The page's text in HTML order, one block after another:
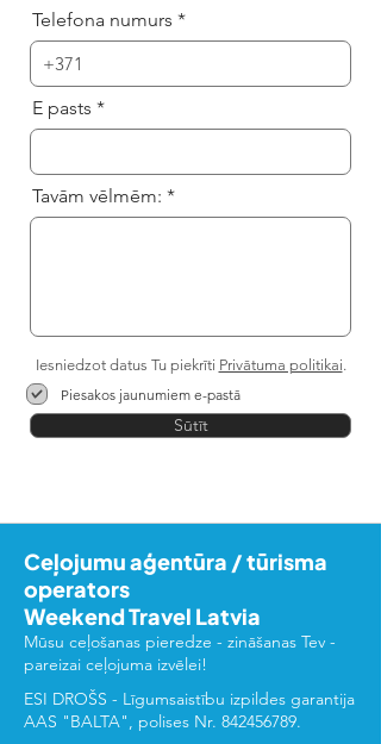
Telefona numurs
E pasts
Tavām vēlmēm:
Iesniedzot datus Tu piekrīti Privātuma politikai.
Piesakos jaunumiem e-pastā
Sūtīt
Ceļojumu aģentūra / tūrisma
operators
Weekend Travel Latvia
Mūsu ceļošanas pieredze - zināšanas Tev -
pareizai ceļojuma izvēlei!
ESI DROŠS - Līgumsaistību izpildes garantija
AAS "BALTA", polises Nr. 842456789.